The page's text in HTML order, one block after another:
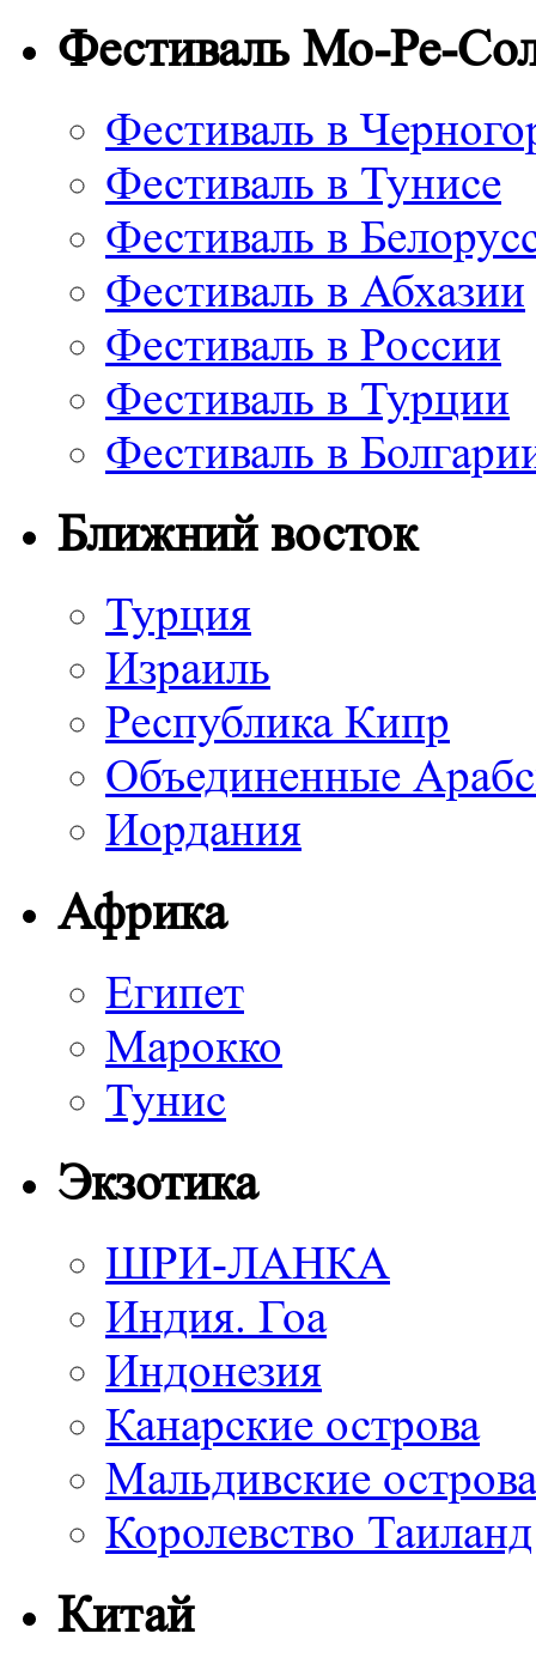
Фестиваль Мо-Ре-
Фестиваль в
Фестиваль в Тунисе
Фестиваль в
Фестиваль в Абхазии
Фестиваль в России
Фестиваль в Турции
Фестиваль в
Ближний восток
Турция
Израиль
Республика Кипр
Объединенные
Иордания
Африка
Египет
Марокко
Тунис
Экзотика
ШРИ-ЛАНКА
Индия. Гоа
Индонезия
Канарские острова
Мальдивские острова
Королевство Таиланд
Китай